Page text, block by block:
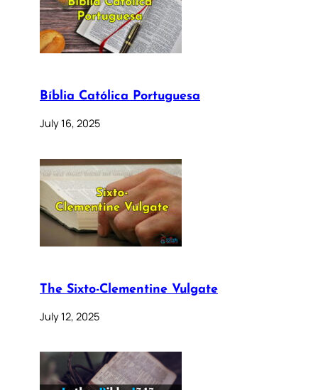
Bíblia Católica Portuguesa
July 16, 2025
The Sixto-Clementine Vulgate
July 12, 2025